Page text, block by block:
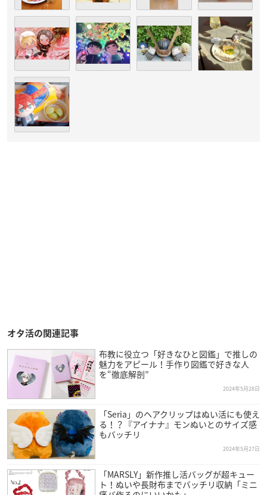
オタ活の関連記事
布教に役立つ「好きなひと図鑑」で推しの
魅力をアピール！手作り図鑑で好きな人
を“徹底解剖”
2024年5月28日
「Seria」のヘアクリップはぬい活にも使え
る！？『アイナナ』モンぬいとのサイズ感
もバッチリ
2024年5月27日
「MARSLY」新作推し活バッグが超キュー
ト！ぬいや長財布までバッチリ収納「ミニ